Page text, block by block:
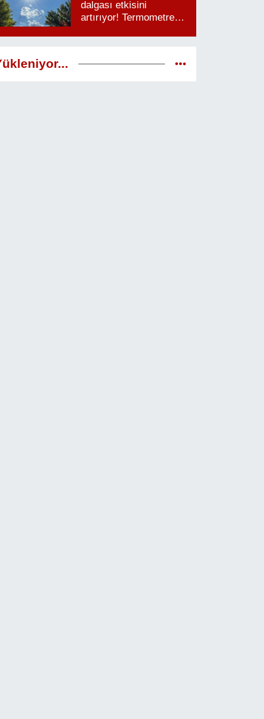
dalgası etkisini
artırıyor! Termometreler